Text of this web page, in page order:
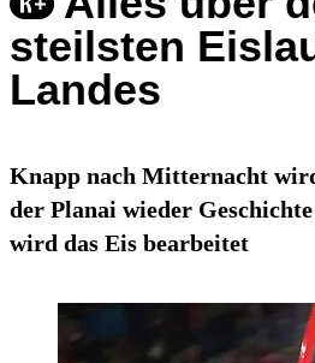
steilsten
Landes
Knapp nach Mitternacht
der Planai wieder
wird das Eis bearbeitet